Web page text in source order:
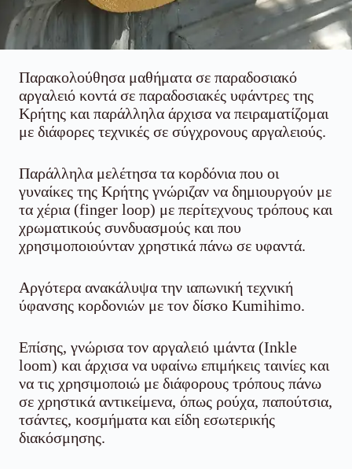
Παρακολούθησα μαθήματα σε παραδοσιακό
αργαλειό κοντά σε παραδοσιακές υφάντρες της
Κρήτης και παράλληλα άρχισα να πειραματίζομαι
με διάφορες τεχνικές σε σύγχρονους αργαλειούς.
Παράλληλα μελέτησα τα κορδόνια που οι
γυναίκες της Κρήτης γνώριζαν να δημιουργούν με
τα χέρια (finger loop) με περίτεχνους τρόπους και
χρωματικούς συνδυασμούς και που
χρησιμοποιούνταν χρηστικά πάνω σε υφαντά.
Αργότερα ανακάλυψα την ιαπωνική τεχνική
ύφανσης κορδονιών με τον δίσκο Kumihimo.
Επίσης, γνώρισα τον αργαλειό ιμάντα (Inkle
loom) και άρχισα να υφαίνω επιμήκεις ταινίες και
να τις χρησιμοποιώ με διάφορους τρόπους πάνω
σε χρηστικά αντικείμενα, όπως ρούχα, παπούτσια,
τσάντες, κοσμήματα και είδη εσωτερικής
διακόσμησης.